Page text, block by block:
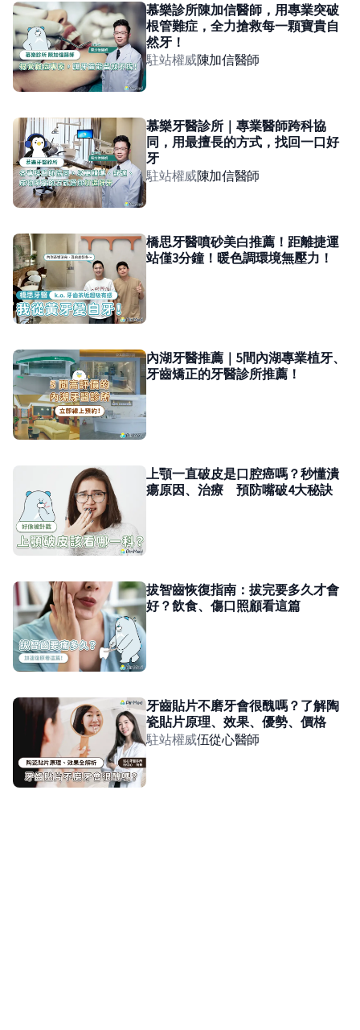
慕樂診所陳加信醫師，用專業突破
根管難症，全力搶救每一顆寶貴自
然牙！
駐站權威陳加信醫師
慕樂牙醫診所｜專業醫師跨科協
同，用最擅長的方式，找回一口好
牙
駐站權威陳加信醫師
橋思牙醫噴砂美白推薦！距離捷運
站僅3分鐘！暖色調環境無壓力！
內湖牙醫推薦｜5間內湖專業植牙、
牙齒矯正的牙醫診所推薦！
上顎一直破皮是口腔癌嗎？秒懂潰
瘍原因、治療 預防嘴破4大秘訣
拔智齒恢復指南：拔完要多久才會
好？飲食、傷口照顧看這篇
牙齒貼片不磨牙會很醜嗎？了解陶
瓷貼片原理、效果、優勢、價格
駐站權威伍從心醫師